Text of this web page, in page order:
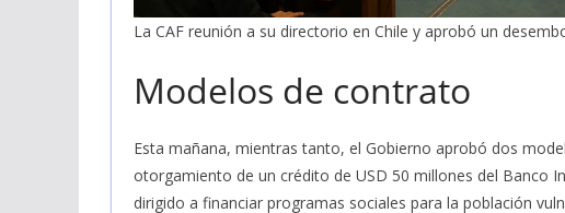
La CAF reunión a su directorio en Chile y aprobó un
Modelos de contrato
Esta mañana, mientras tanto, el Gobierno aprobó dos
otorgamiento de un crédito de USD 50 millones del Banco
dirigido a financiar programas sociales para la población